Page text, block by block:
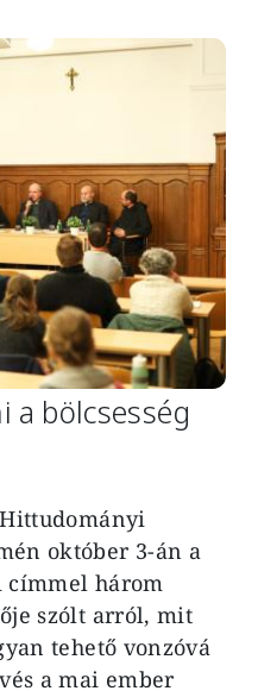
a bölcsesség
október 3-án a
címmel három
szólt arról, mit
tehető vonzóvá
a mai ember